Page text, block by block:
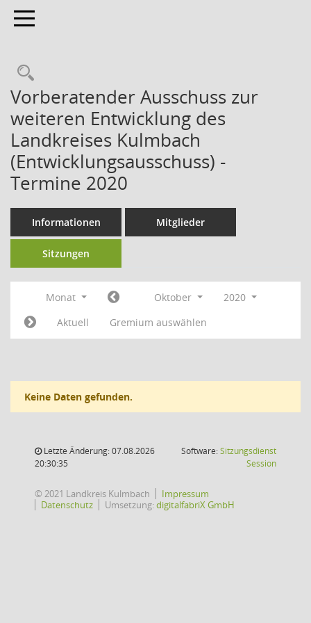
Toggle navigation
Vorberatender Ausschuss zur
weiteren Entwicklung des
Landkreises Kulmbach
(Entwicklungsausschuss) -
Termine 2020
Informationen Mitglieder
Sitzungen
Monat Oktober
2020
Aktuell
Gremium auswählen
Keine Daten gefunden.
Letzte Änderung: 07.08.2026
20:30:35
Software:Sitzungsdienst
Session(Wird in
© 2021 Landkreis Kulmbach
Impressum
Datenschutz
Umsetzung:digitalfabriX GmbH